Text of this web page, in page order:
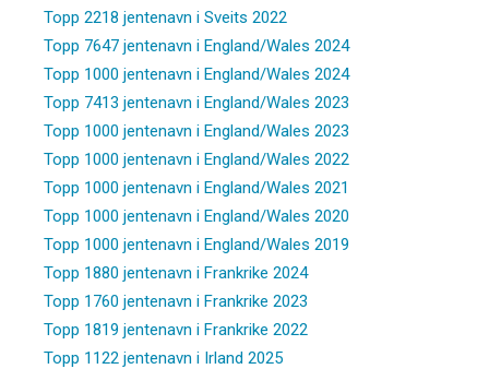
Topp 2218 jentenavn i Sveits 2022
Topp 7647 jentenavn i England/Wales 2024
Topp 1000 jentenavn i England/Wales 2024
Topp 7413 jentenavn i England/Wales 2023
Topp 1000 jentenavn i England/Wales 2023
Topp 1000 jentenavn i England/Wales 2022
Topp 1000 jentenavn i England/Wales 2021
Topp 1000 jentenavn i England/Wales 2020
Topp 1000 jentenavn i England/Wales 2019
Topp 1880 jentenavn i Frankrike 2024
Topp 1760 jentenavn i Frankrike 2023
Topp 1819 jentenavn i Frankrike 2022
Topp 1122 jentenavn i Irland 2025